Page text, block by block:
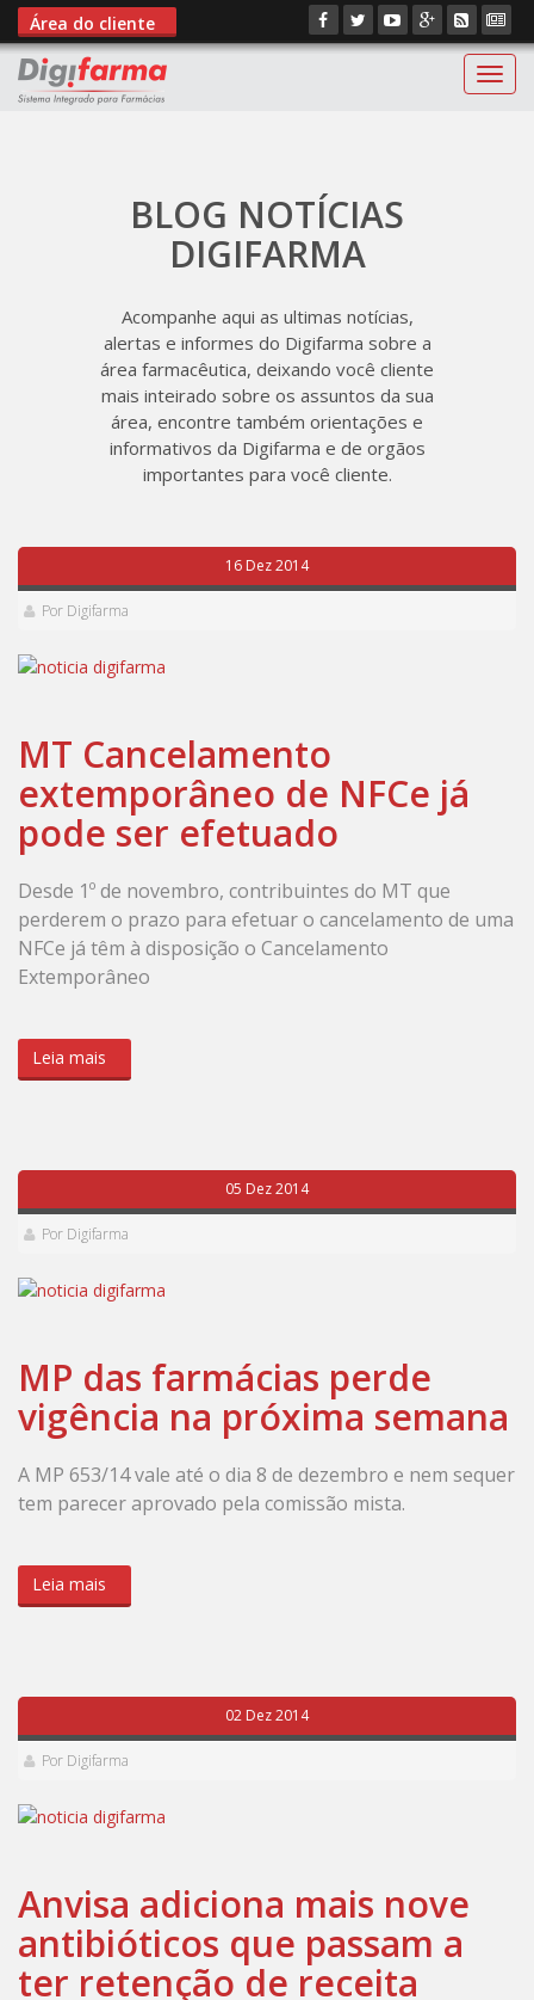
Área do cliente
BLOG NOTÍCIAS
DIGIFARMA
Acompanhe aqui as ultimas notícias,
alertas e informes do Digifarma sobre a
área farmacêutica, deixando você cliente
mais inteirado sobre os assuntos da sua
área, encontre também orientações e
informativos da Digifarma e de orgãos
importantes para você cliente.
16 Dez 2014
Por Digifarma
MT Cancelamento
extemporâneo de NFCe já
pode ser efetuado
Desde 1º de novembro, contribuintes do MT que
perderem o prazo para efetuar o cancelamento de uma
NFCe já têm à disposição o Cancelamento
Extemporâneo
Leia mais
05 Dez 2014
Por Digifarma
MP das farmácias perde
vigência na próxima semana
A MP 653/14 vale até o dia 8 de dezembro e nem sequer
tem parecer aprovado pela comissão mista.
Leia mais
02 Dez 2014
Por Digifarma
Anvisa adiciona mais nove
antibióticos que passam a
ter retenção de receita